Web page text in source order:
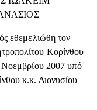
εθεμελιώθη τον
Κορίνθου
Νοεμβρίου 2007 υπό
κ.κ. Διονυσίου